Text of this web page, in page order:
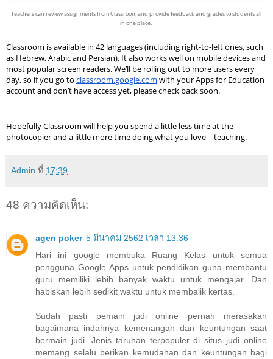
Teachers can review assignments from Classroom and provide feedback and grades to students all
in one place.
Classroom is available in 42 languages (including right-to-left ones, such
as Hebrew, Arabic and Persian). It also works well on mobile devices and
most popular screen readers. We’ll be rolling out to more users every
day, so if you go to classroom.google.com with your Apps for Education
account and don’t have access yet, please check back soon.
Hopefully Classroom will help you spend a little less time at the
photocopier and a little more time doing what you love—teaching.
Admin ที่ 17:39
48 ความคิดเห็น:
agen poker 5 มีนาคม 2562 เวลา 13:36
Hari ini google membuka Ruang Kelas untuk semua
pengguna Google Apps untuk pendidikan guna membantu
guru memiliki lebih banyak waktu untuk mengajar. Dan
habiskan lebih sedikit waktu untuk membalik kertas.
Sudah pasti pemain judi online pernah merasakan
bagaimana indahnya kemenangan dan keuntungan saat
bermain judi. Jenis taruhan terpopuler di situs judi online
memang selalu berikan kemudahan dan keuntungan bagi